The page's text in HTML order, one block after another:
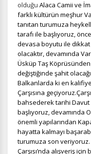
olduğu Alaca Camii ve
farklı kültürün meşhur
tanıtan turumuza
tarafı ile başlıyoruz,
devasa boyutu ile
olacaktır, devamında
Üsküp Taş
değiştiğinde şahit
Balkanlarda ki en
Çarşısına
bahsederek tarihi Davut
başlıyoruz, devamında
önemli yapılarından
hayatta kalmayı
turumuza son
Çarşısı’nda alışveriş